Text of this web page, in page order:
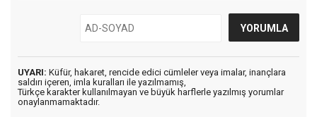
UYARI: Küfür, hakaret, rencide edici cümleler veya imalar, inançlara
saldırı içeren, imla kuralları ile yazılmamış,
Türkçe karakter kullanılmayan ve büyük harflerle yazılmış yorumlar
onaylanmamaktadır.